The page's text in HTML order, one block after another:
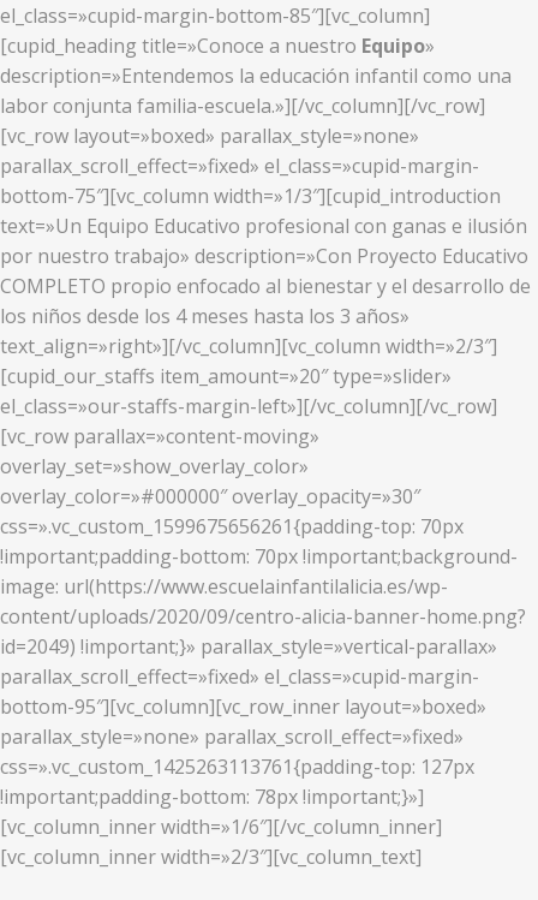
el_class=»cupid-margin-bottom-85″][vc_column]
[cupid_heading title=»Conoce a nuestro Equipo»
description=»Entendemos la educación infantil como una
labor conjunta familia-escuela.»][/vc_column][/vc_row]
[vc_row layout=»boxed» parallax_style=»none»
parallax_scroll_effect=»fixed» el_class=»cupid-margin-
bottom-75″][vc_column width=»1/3″][cupid_introduction
text=»Un Equipo Educativo profesional con ganas e ilusión
por nuestro trabajo» description=»Con Proyecto Educativo
COMPLETO propio enfocado al bienestar y el desarrollo de
los niños desde los 4 meses hasta los 3 años»
text_align=»right»][/vc_column][vc_column width=»2/3″]
[cupid_our_staffs item_amount=»20″ type=»slider»
el_class=»our-staffs-margin-left»][/vc_column][/vc_row]
[vc_row parallax=»content-moving»
overlay_set=»show_overlay_color»
overlay_color=»#000000″ overlay_opacity=»30″
css=».vc_custom_1599675656261{padding-top: 70px
!important;padding-bottom: 70px !important;background-
image: url(https://www.escuelainfantilalicia.es/wp-
content/uploads/2020/09/centro-alicia-banner-home.png?
id=2049) !important;}» parallax_style=»vertical-parallax»
parallax_scroll_effect=»fixed» el_class=»cupid-margin-
bottom-95″][vc_column][vc_row_inner layout=»boxed»
parallax_style=»none» parallax_scroll_effect=»fixed»
css=».vc_custom_1425263113761{padding-top: 127px
!important;padding-bottom: 78px !important;}»]
[vc_column_inner width=»1/6″][/vc_column_inner]
[vc_column_inner width=»2/3″][vc_column_text]